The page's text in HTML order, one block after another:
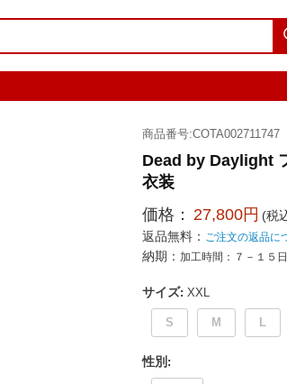
商品番号:COTA002711747
Dead by Daylight
衣装
価格： 27,800円 (税
返品無料： ご注文の返品に
納期： 加工時間：７－１５
サイズ: XXL
S M L
性別 :